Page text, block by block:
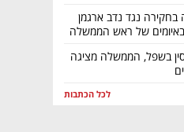
נגד נדב ארגמן
של ראש הממשלה
בשפל, הממשלה מציגה
לכל הכתבות